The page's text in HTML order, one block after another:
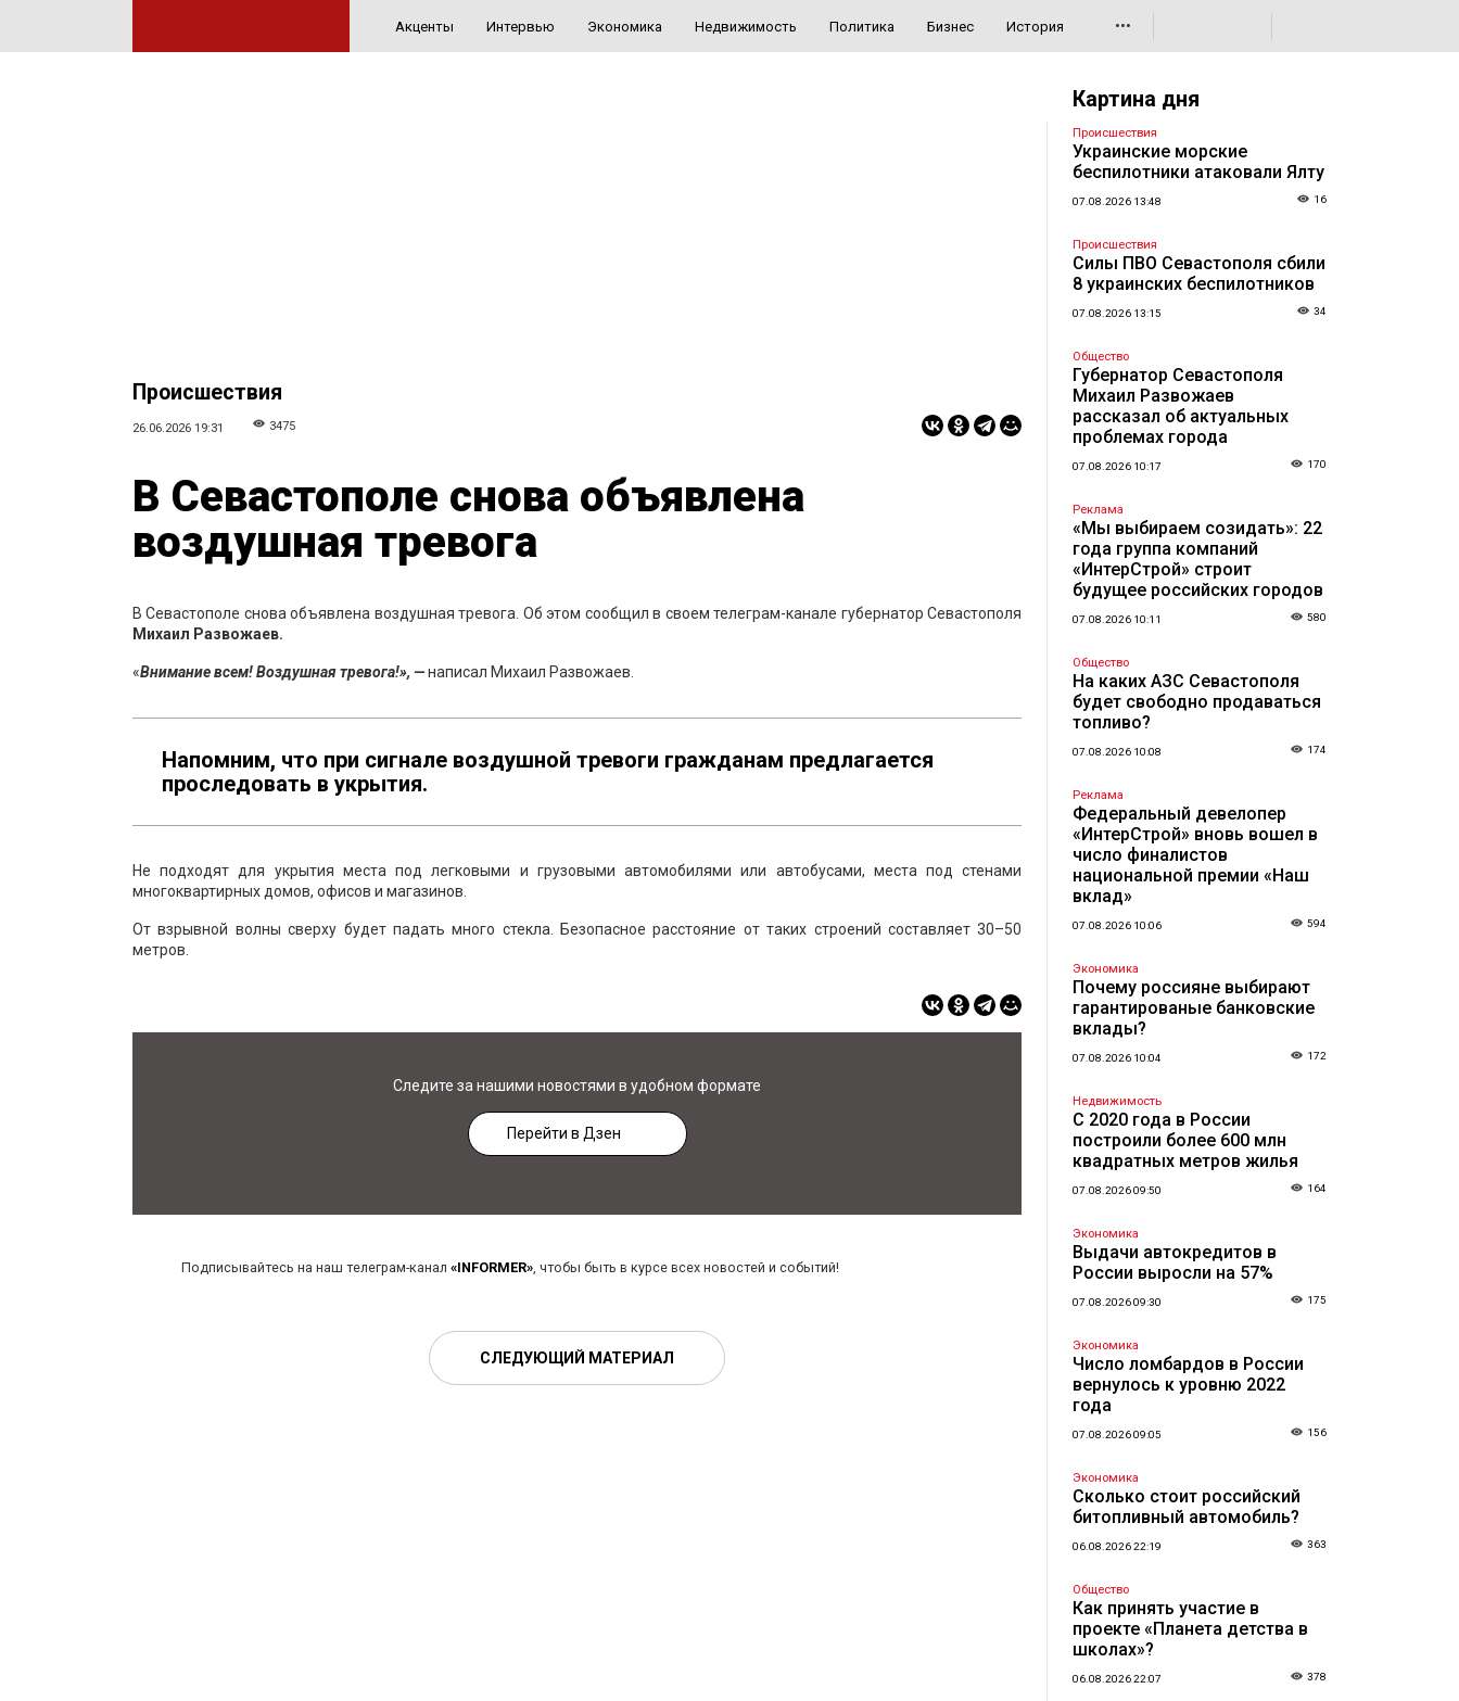
Акценты Интервью Экономика Недвижимость Политика Бизнес История •••
Происшествия
26.06.2026 19:31 3475
В Севастополе снова объявлена
воздушная тревога
В Севастополе снова объявлена воздушная тревога. Об этом сообщил в своем телеграм-канале губернатор Севастополя
Михаил Развожаев.
«Внимание всем! Воздушная тревога!», —написал Михаил Развожаев.
Напомним, что при сигнале воздушной тревоги гражданам предлагается
проследовать в укрытия.
Не подходят для укрытия места под легковыми и грузовыми автомобилями или автобусами, места под стенами
многоквартирных домов, офисов и магазинов.
От взрывной волны сверху будет падать много стекла. Безопасное расстояние от таких строений составляет 30–50
метров.
Следите за нашими новостями в удобном формате
Перейти в Дзен
Подписывайтесь на наш телеграм-канал «INFORMER», чтобы быть в курсе всех новостей и событий!
СЛЕДУЮЩИЙ МАТЕРИАЛ
Картина дня
Происшествия
Украинские морские
беспилотники атаковали Ялту
07.08.2026 13:48 16
Происшествия
Силы ПВО Севастополя сбили
8 украинских беспилотников
07.08.2026 13:15 34
Общество
Губернатор Севастополя
Михаил Развожаев
рассказал об актуальных
проблемах города
07.08.2026 10:17 170
Реклама
«Мы выбираем созидать»: 22
года группа компаний
«ИнтерСтрой» строит
будущее российских городов
07.08.2026 10:11 580
Общество
На каких АЗС Севастополя
будет свободно продаваться
топливо?
07.08.2026 10:08 174
Реклама
Федеральный девелопер
«ИнтерСтрой» вновь вошел в
число финалистов
национальной премии «Наш
вклад»
07.08.2026 10:06 594
Экономика
Почему россияне выбирают
гарантированые банковские
вклады?
07.08.2026 10:04 172
Недвижимость
С 2020 года в России
построили более 600 млн
квадратных метров жилья
07.08.2026 09:50 164
Экономика
Выдачи автокредитов в
России выросли на 57%
07.08.2026 09:30 175
Экономика
Число ломбардов в России
вернулось к уровню 2022
года
07.08.2026 09:05 156
Экономика
Сколько стоит российский
битопливный автомобиль?
06.08.2026 22:19 363
Общество
Как принять участие в
проекте «Планета детства в
школах»?
06.08.2026 22:07 378